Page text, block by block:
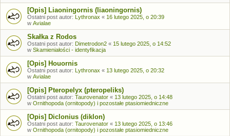
[Opis] Liaoningornis (liaoningornis)
Ostatni post autor: Lythronax « 16 lutego 2025, o 20:39
w Avialae
Skałka z Rodos
Ostatni post autor: Dimetrodon2 « 15 lutego 2025, o 14:52
w Skamieniałości - identyfikacja
[Opis] Houornis
Ostatni post autor: Lythronax « 13 lutego 2025, o 20:32
w Avialae
[Opis] Pteropelyx (pteropeliks)
Ostatni post autor: Taurovenator « 13 lutego 2025, o 14:48
w Ornithopoda (ornitopody) i pozostałe ptasiomiedniczne
[Opis] Diclonius (diklon)
Ostatni post autor: Taurovenator « 13 lutego 2025, o 13:46
w Ornithopoda (ornitopody) i pozostałe ptasiomiedniczne